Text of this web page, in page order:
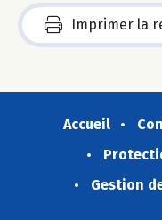
Imprimer la
Accueil
Gestion